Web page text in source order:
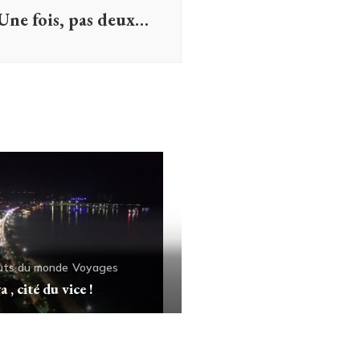
fois, pas deux…
du monde Voyages
, cité du vice !